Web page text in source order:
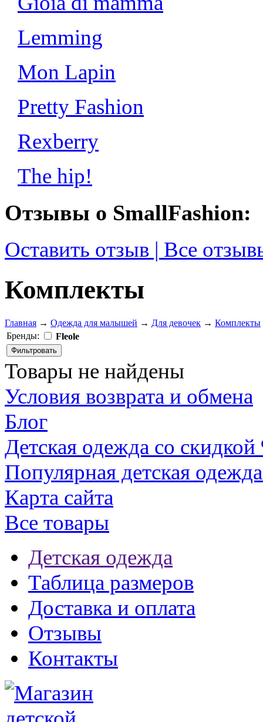
Lemming
Mon Lapin
Pretty Fashion
Rexberry
The hip!
Отзывы о SmallFashion:
Оставить отзыв | Все
Комплекты
Главная → Одежда для малышей → Для девочек → Комплекты
Бренды:
Fleole
Товары не найдены
Условия возврата и обмена
Блог
Детская одежда со скидкой
Популярная детская
Карта сайта
Все товары
Детская одежда
Таблица размеров
Доставка и оплата
Отзывы
Контакты